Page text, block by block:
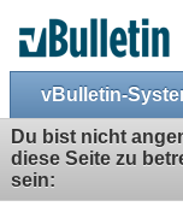
vBulletin-
Du bist nicht
diese Seite zu
sein: